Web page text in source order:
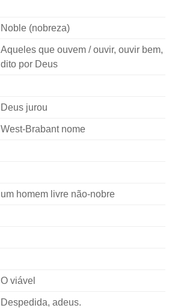
Noble (nobreza)
Aqueles que ouvem / ouvir, ouvir bem,
dito por Deus
Deus jurou
West-Brabant nome
um homem livre não-nobre
O viável
Despedida, adeus.